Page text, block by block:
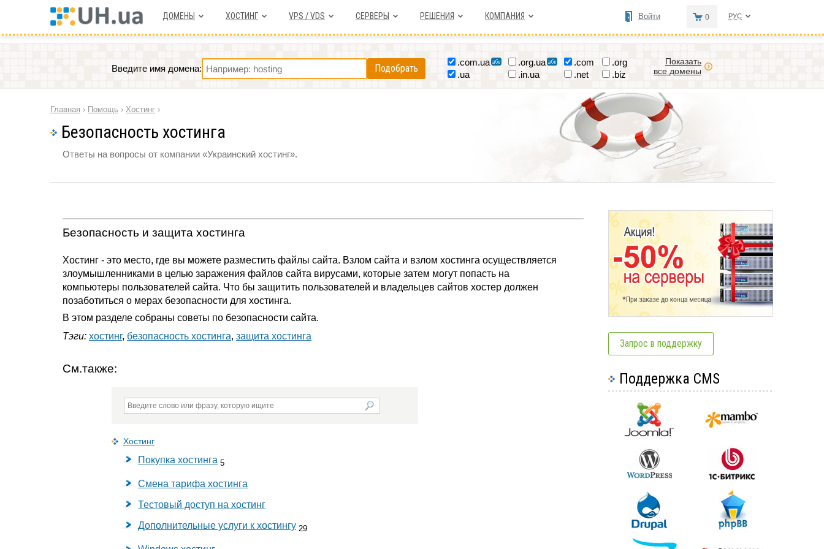
ДОМЕНЫ ХОСТИНГ VPS / VDS СЕРВЕРЫ РЕШЕНИЯ КОМПАНИЯ РУС
0
Войти
Введите имя домена: Подобрать
.com.ua .org.ua .com
.org
.ua
.in.ua .net .biz
Показать
все домены
Главная › Помощь › Хостинг ›
Безопасность хостинга
Ответы на вопросы от компании «Украинский хостинг».
Безопасность и защита хостинга
Хостинг - это место, где вы можете разместить файлы сайта. Взлом сайта и взлом хостинга осуществляется
злоумышленниками в целью заражения файлов сайта вирусами, которые затем могут попасть на
компьютеры пользователей сайта. Что бы защитить пользователей и владельцев сайтов хостер должен
позаботиться о мерах безопасности для хостинга.
В этом разделе собраны советы по безопасности сайта.
Тэги: хостинг, безопасность хостинга, защита хостинга
См.также:
Хостинг
Покупка хостинга 5
Смена тарифа хостинга
Тестовый доступ на хостинг
Дополнительные услуги к хостингу 29
Запрос в поддержку
Поддержка CMS